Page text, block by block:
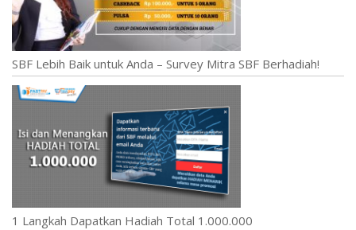
SBF Lebih Baik untuk Anda – Survey Mitra SBF Berhadiah!
1 Langkah Dapatkan Hadiah Total 1.000.000